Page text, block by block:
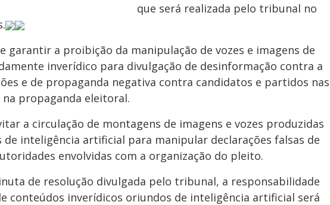
que será realizada pelo tribunal no
garantir a proibição da manipulação de vozes e imagens de
inverídico para divulgação de desinformação contra a
e de propaganda negativa contra candidatos e partidos nas
na propaganda eleitoral.
a circulação de montagens de imagens e vozes produzidas
inteligência artificial para manipular declarações falsas de
envolvidas com a organização do pleito.
de resolução divulgada pelo tribunal, a responsabilidade
conteúdos inverídicos oriundos de inteligência artificial será